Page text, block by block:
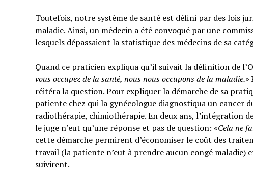
Toutefois, notre système de santé est défini par des lois
maladie. Ainsi, un médecin a été convoqué par une
lesquels dépassaient la statistique des médecins de sa
Quand ce praticien expliqua qu’il suivait la définition de
vous occupez de la santé, nous nous occupons de la maladie.»
réitéra la question. Pour expliquer la démarche de sa
patiente chez qui la gynécologue diagnostiqua un
radiothérapie, chimiothérapie. En deux ans, l’intégration
le juge n’eut qu’une réponse et pas de question: «Cela ne
cette démarche permirent d’économiser le coût des
travail (la patiente n’eut à prendre aucun congé maladie)
suivirent.